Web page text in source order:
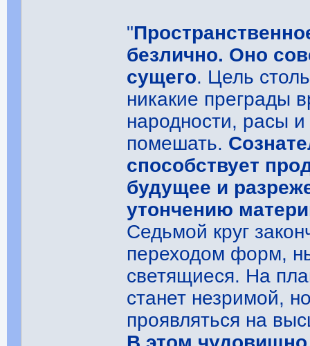
"
безлично. Оно
сущего. Цель
никакие преграды
народности, расы
помешать.
способствует
будущее и
утончению
Седьмой круг
переходом форм,
светящиеся. На
станет незримой,
проявляться на